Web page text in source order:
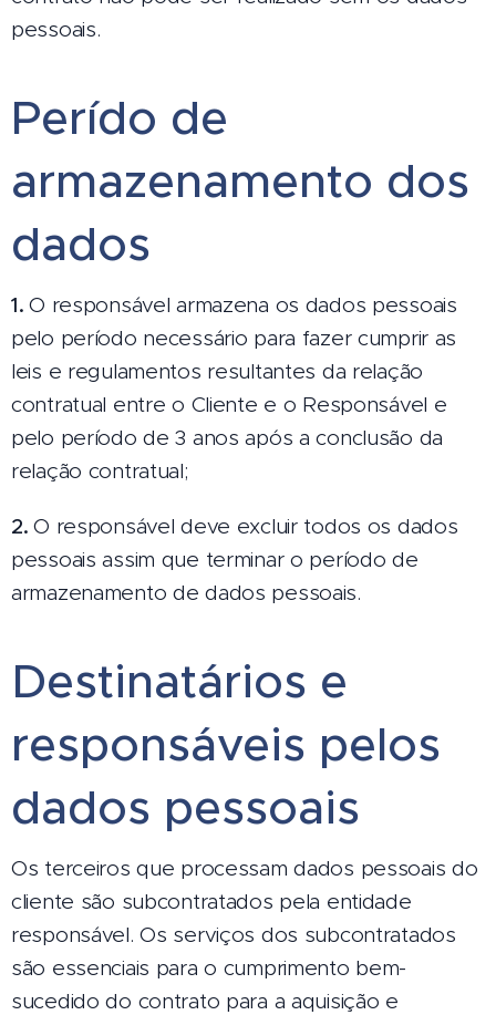
pessoais.
Perído de
armazenamento dos
dados
1.O responsável armazena os dados pessoais
pelo período necessário para fazer cumprir as
leis e regulamentos resultantes da relação
contratual entre o Cliente e o Responsável e
pelo período de 3 anos após a conclusão da
relação contratual;
2.O responsável deve excluir todos os dados
pessoais assim que terminar o período de
armazenamento de dados pessoais.
Destinatários e
responsáveis pelos
dados pessoais
Os terceiros que processam dados pessoais do
cliente são subcontratados pela entidade
responsável. Os serviços dos subcontratados
são essenciais para o cumprimento bem-
sucedido do contrato para a aquisição e